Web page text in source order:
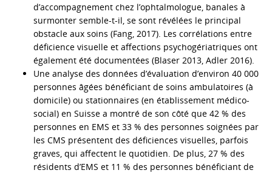
d’accompagnement chez l’ophtalmologue, banales à
surmonter semble-t-il, se sont révélées le principal
obstacle aux soins (Fang, 2017). Les corrélations entre
déficience visuelle et affections psychogériatriques ont
également été documentées (Blaser 2013, Adler 2016).
Une analyse des données d’évaluation d’environ 40 000
personnes âgées bénéficiant de soins ambulatoires (à
domicile) ou stationnaires (en établissement médico-
social) en Suisse a montré de son côté que 42 % des
personnes en EMS et 33 % des personnes soignées par
les CMS présentent des déficiences visuelles, parfois
graves, qui affectent le quotidien. De plus, 27 % des
résidents d’EMS et 11 % des personnes bénéficiant de